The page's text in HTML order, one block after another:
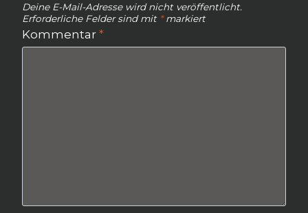
Deine E-Mail-Adresse wird nicht veröffentlicht.
Erforderliche Felder sind mit *markiert
Kommentar *